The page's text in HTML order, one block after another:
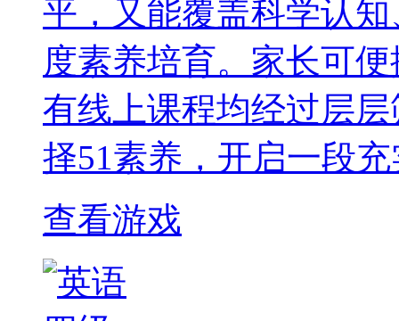
平，又能覆盖科学认
度素养培育。家长可
有线上课程均经过层
择51素养，开启一段
查看游戏